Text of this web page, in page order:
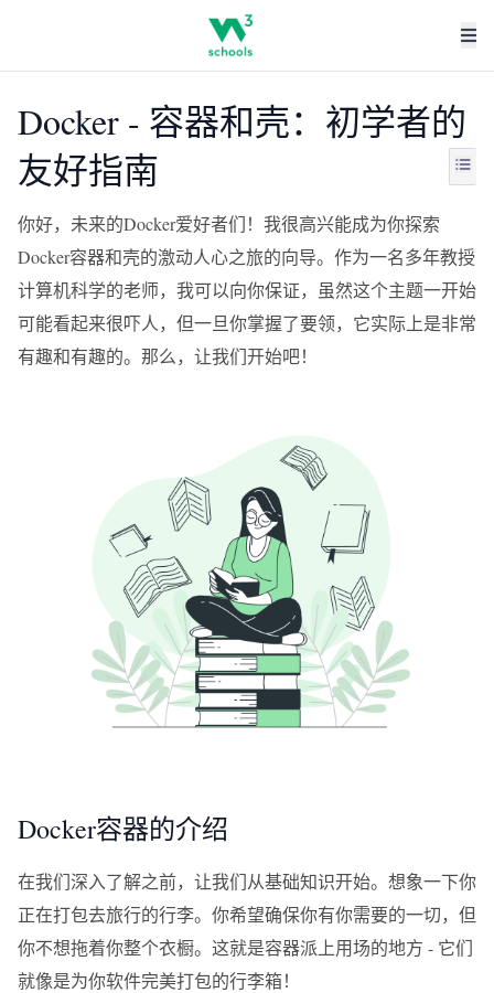
Docker - 容器和壳：初学者的
友好指南
你好，未来的Docker爱好者们！我很高兴能成为你探索
Docker容器和壳的激动人心之旅的向导。作为一名多年教授
计算机科学的老师，我可以向你保证，虽然这个主题一开始
可能看起来很吓人，但一旦你掌握了要领，它实际上是非常
有趣和有趣的。那么，让我们开始吧！
Docker容器的介绍
在我们深入了解之前，让我们从基础知识开始。想象一下你
正在打包去旅行的行李。你希望确保你有你需要的一切，但
你不想拖着你整个衣橱。这就是容器派上用场的地方 - 它们
就像是为你软件完美打包的行李箱！